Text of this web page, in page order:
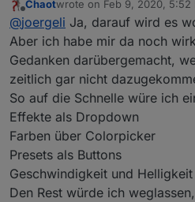
den ioBroker.wled-
@Chaotsagte in[WLED]
Die VIS baue ich mir
Es wäre nett, wenn Du
Denkanstoß geben
Wahrscheinlich mit
für Effekte, colopicker für
Offline
Chaotwrote on Feb 9, 2020, 5:52
last edited by
@joergeli Ja, darauf wird es
Aber ich habe mir da noch
Gedanken darübergemacht,
zeitlich gar nicht
So auf die Schnelle würe ich
Effekte als Dropdown
Farben über Colorpicker
Presets als Buttons
Geschwindigkeit und Helligkeit
Den Rest würde ich